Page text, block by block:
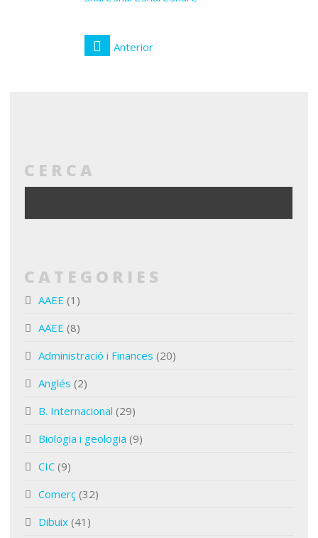
Anterior
CERCA
CATEGORIES
AAEE (1)
AAEE (8)
Administració i Finances (20)
Anglés (2)
B. Internacional (29)
Biologia i geologia (9)
CIC (9)
Comerç (32)
Dibuix (41)